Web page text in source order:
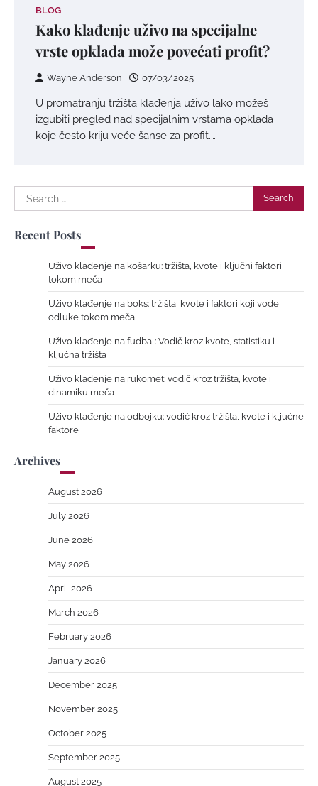
BLOG
Kako klađenje uživo na specijalne
vrste opklada može povećati profit?
Wayne Anderson 07/03/2025
U promatranju tržišta klađenja uživo lako možeš
izgubiti pregled nad specijalnim vrstama opklada
koje često kriju veće šanse za profit.…
Search
for:
Recent Posts
Uživo klađenje na košarku: tržišta, kvote i ključni faktori
tokom meča
Uživo klađenje na boks: tržišta, kvote i faktori koji vode
odluke tokom meča
Uživo klađenje na fudbal: Vodič kroz kvote, statistiku i
ključna tržišta
Uživo klađenje na rukomet: vodič kroz tržišta, kvote i
dinamiku meča
Uživo klađenje na odbojku: vodič kroz tržišta, kvote i ključne
faktore
Archives
August 2026
July 2026
June 2026
May 2026
April 2026
March 2026
February 2026
January 2026
December 2025
November 2025
October 2025
September 2025
August 2025